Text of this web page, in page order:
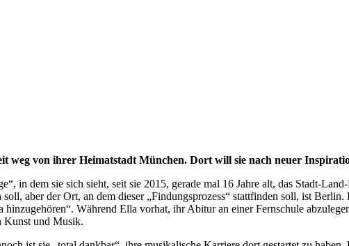
weg von ihrer Heimatstadt München. Dort will sie nach neuer
in dem sie sich sieht, seit sie 2015, gerade mal 16 Jahre alt, das Stadt-
aber der Ort, an dem dieser „Findungsprozess“ stattfinden soll, ist
Während Ella vorhat, ihr Abitur an einer Fernschule
Kunst und Musik.